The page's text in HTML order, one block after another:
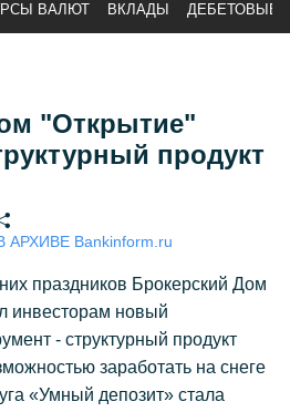
ВАЛЮТ ВКЛАДЫ ДЕБЕТОВЫЕ
"Открытие"
продукт
Bankinform.ru
праздников Брокерский Дом
инвесторам новый
- структурный продукт
заработать на снеге
«Умный депозит» стала